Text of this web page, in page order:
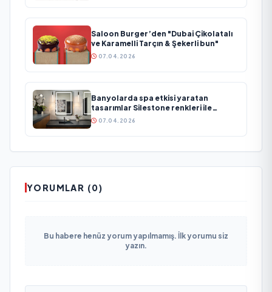
Saloon Burger’den "Dubai Çikolatalı
ve Karamelli Tarçın & Şekerli bun"
07.04.2026
Banyolarda spa etkisi yaratan
tasarımlar Silestone renkleri ile
yeniden yorumlanıyor
07.04.2026
YORUMLAR (0)
Bu habere henüz yorum yapılmamış. İlk yorumu siz
yazın.